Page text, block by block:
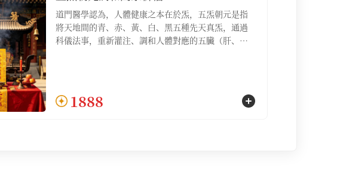
道門醫學認為，人體健康之本在於炁，五炁朝元是指
將天地間的青、赤、黃、白、黑五種先天真炁，通過
科儀法事，重新灌注、調和人體對應的五臟（肝、
文3份】1888